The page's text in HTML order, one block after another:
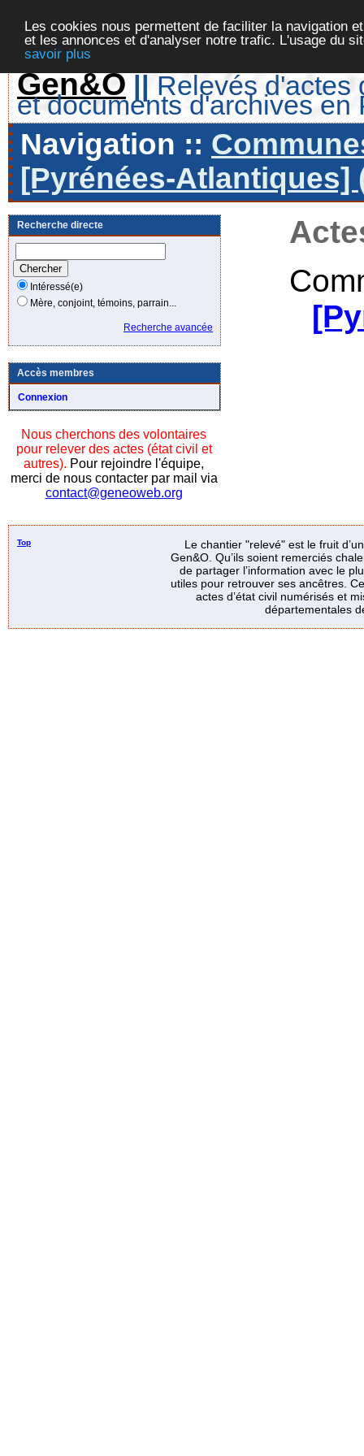
Les cookies nous permettent de faciliter la navigation
et les annonces et d'analyser notre trafic. L'usage du
savoir plus
Gen&O || Relevés d'actes
et documents d'archives en
Navigation ::
[Pyrénées-Atlantiques]
Recherche directe
Intéressé(e)
Mère, conjoint, témoins, parrain...
Recherche avancée
Accès membres
Connexion
Nous cherchons des volontaires
pour relever des actes (état civil et
autres). Pour rejoindre l'équipe,
merci de nous contacter par mail via
contact@geneoweb.org
Top
Le chantier "relevé" est le fruit
Gen&O. Qu’ils soient remerciés
de partager l’information avec le
utiles pour retrouver ses ancêtres.
actes d’état civil numérisés et
départementales